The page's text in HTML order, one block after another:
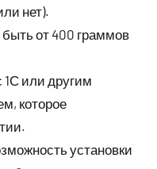
нет).
от 400 граммов
1С или другим
которое
установки